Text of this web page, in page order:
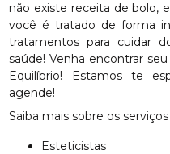
não existe receita de bolo,
você é tratado de forma
tratamentos para cuidar
saúde! Venha encontrar
Equilíbrio! Estamos te
agende!
Saiba mais sobre os
Esteticistas